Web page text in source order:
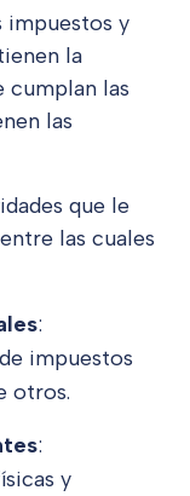
impuestos y
la
cumplan las
las
que le
las cuales
:
impuestos
otros.
:
y